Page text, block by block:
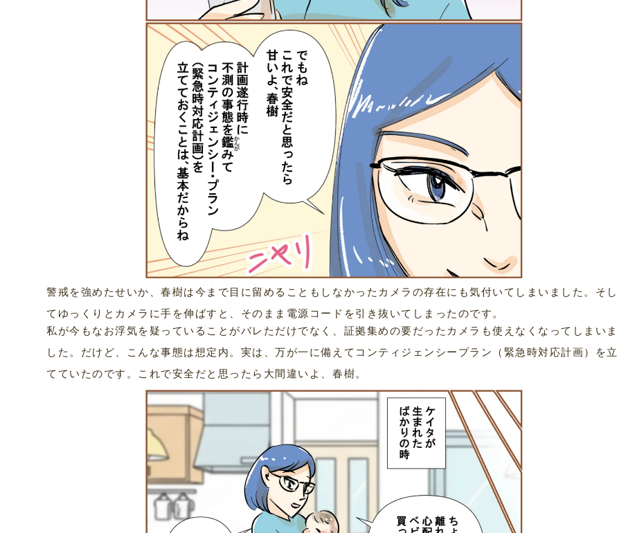
警戒を強めたせいか、春樹は今まで目に留めることもしなかったカメラの存在にも気付いてしまいました。そし
てゆっくりとカメラに手を伸ばすと、そのまま電源コードを引き抜いてしまったのです。
私が今もなお浮気を疑っていることがバレただけでなく、証拠集めの要だったカメラも使えなくなってしまいま
した。だけど、こんな事態は想定内。実は、万が一に備えてコンティジェンシープラン（緊急時対応計画）を立
てていたのです。これで安全だと思ったら大間違いよ、春樹。